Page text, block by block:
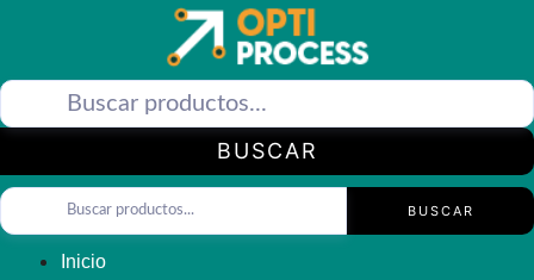
BUSCAR
BUSCAR
Inicio